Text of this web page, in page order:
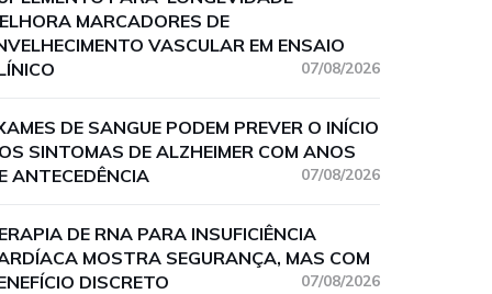
MARCADORES DE
VASCULAR EM ENSAIO
07/08/2026
DE SANGUE PODEM PREVER O INÍCIO
SINTOMAS DE ALZHEIMER COM ANOS
ANTECEDÊNCIA
07/08/2026
DE RNA PARA INSUFICIÊNCIA
MOSTRA SEGURANÇA, MAS COM
DISCRETO
07/08/2026